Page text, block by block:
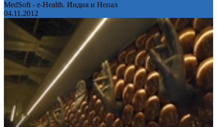
MedSoft - e-Health. Индия и Непал
04.11.2012